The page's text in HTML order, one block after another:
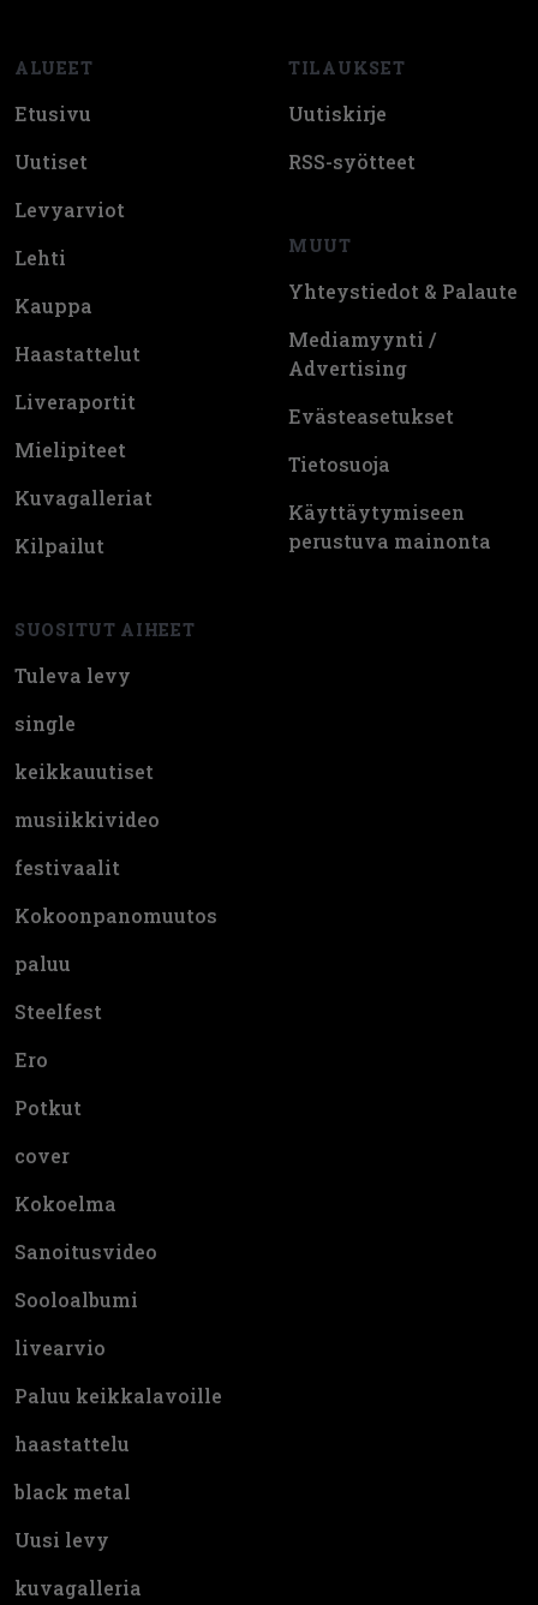
ALUEET
Etusivu
Uutiset
Levyarviot
Lehti
Kauppa
Haastattelut
Liveraportit
Mielipiteet
Kuvagalleriat
Kilpailut
SUOSITUT AIHEET
Tuleva levy
single
keikkauutiset
musiikkivideo
festivaalit
Kokoonpanomuutos
paluu
Steelfest
Ero
Potkut
cover
Kokoelma
Sanoitusvideo
Sooloalbumi
livearvio
Paluu keikkalavoille
haastattelu
black metal
Uusi levy
kuvagalleria
TILAUKSET
Uutiskirje
RSS-syötteet
MUUT
Yhteystiedot & Palaute
Mediamyynti /
Advertising
Evästeasetukset
Tietosuoja
Käyttäytymiseen
perustuva mainonta